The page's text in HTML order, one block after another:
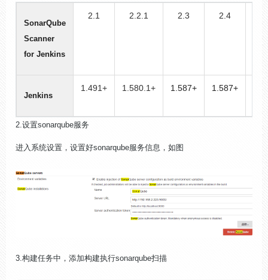
SonarQube
Scanner
for Jenkins
2.1 2.2.1 2.3 2.4
Jenkins
1.491+ 1.580.1+ 1.587+ 1.587+
2.设置sonarqube服务
进入系统设置，设置好sonarqube服务信息，如图
3.构建任务中，添加构建执行sonarqube扫描